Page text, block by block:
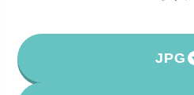
JPG